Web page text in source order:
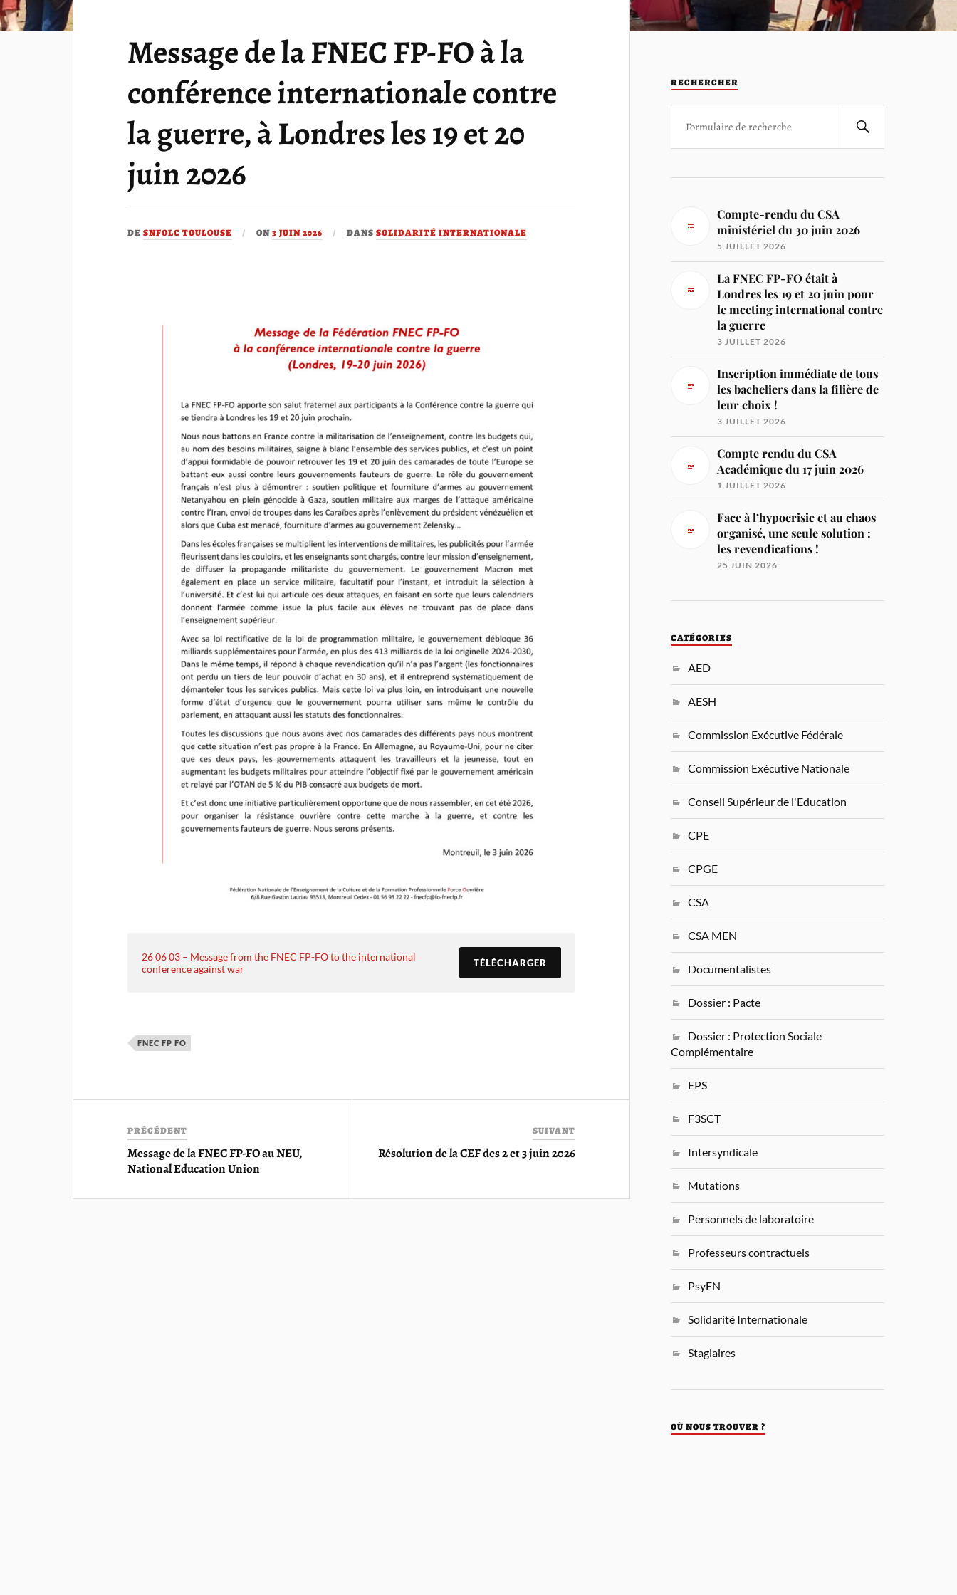
Message de la FNEC FP-FO à la
conférence internationale contre
la guerre, à Londres les 19 et 20
juin 2026
DESNFOLC TOULOUSE ON3 JUIN 2026 DANSSOLIDARITÉ INTERNATIONALE
26 06 03 – Message from the FNEC FP-FO to the international
conference against war
TÉLÉCHARGER
FNEC FP FO
PRÉCÉDENT
Message de la FNEC FP-FO au NEU,
National Education Union
SUIVANT
Résolution de la CEF des 2 et 3 juin 2026
RECHERCHER
Compte-rendu du CSA
ministériel du 30 juin 2026
5 JUILLET 2026
La FNEC FP-FO était à
Londres les 19 et 20 juin pour
le meeting international contre
la guerre
3 JUILLET 2026
Inscription immédiate de tous
les bacheliers dans la filière de
leur choix !
3 JUILLET 2026
Compte rendu du CSA
Académique du 17 juin 2026
1 JUILLET 2026
Face à l’hypocrisie et au chaos
organisé, une seule solution :
les revendications !
25 JUIN 2026
CATÉGORIES
AED
AESH
Commission Exécutive Fédérale
Commission Exécutive Nationale
Conseil Supérieur de l'Education
CPE
CPGE
CSA
CSA MEN
Documentalistes
Dossier : Pacte
Dossier : Protection Sociale
Complémentaire
EPS
F3SCT
Intersyndicale
Mutations
Personnels de laboratoire
Professeurs contractuels
PsyEN
Solidarité Internationale
Stagiaires
OÙ NOUS TROUVER ?